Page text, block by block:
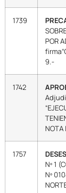
1739
POR
9.-
1742
NOTA
1757
Nº 1
Nº